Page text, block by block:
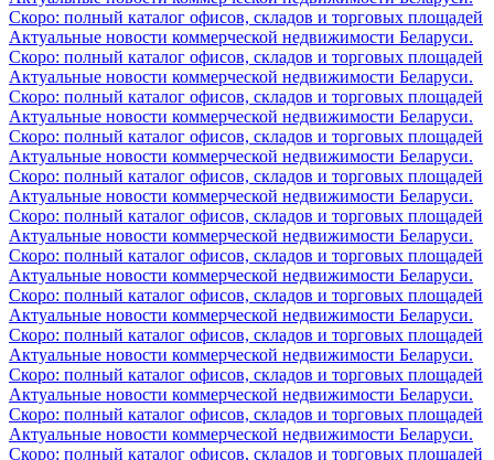
Скоро: полный каталог офисов, складов и торговых площадей
Актуальные новости коммерческой недвижимости Беларуси.
Скоро: полный каталог офисов, складов и торговых площадей
Актуальные новости коммерческой недвижимости Беларуси.
Скоро: полный каталог офисов, складов и торговых площадей
Актуальные новости коммерческой недвижимости Беларуси.
Скоро: полный каталог офисов, складов и торговых площадей
Актуальные новости коммерческой недвижимости Беларуси.
Скоро: полный каталог офисов, складов и торговых площадей
Актуальные новости коммерческой недвижимости Беларуси.
Скоро: полный каталог офисов, складов и торговых площадей
Актуальные новости коммерческой недвижимости Беларуси.
Скоро: полный каталог офисов, складов и торговых площадей
Актуальные новости коммерческой недвижимости Беларуси.
Скоро: полный каталог офисов, складов и торговых площадей
Актуальные новости коммерческой недвижимости Беларуси.
Скоро: полный каталог офисов, складов и торговых площадей
Актуальные новости коммерческой недвижимости Беларуси.
Скоро: полный каталог офисов, складов и торговых площадей
Актуальные новости коммерческой недвижимости Беларуси.
Скоро: полный каталог офисов, складов и торговых площадей
Актуальные новости коммерческой недвижимости Беларуси.
Скоро: полный каталог офисов, складов и торговых площадей